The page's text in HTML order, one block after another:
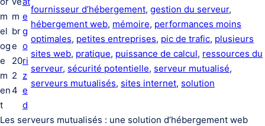
m
el
og
e
m
en
t
m
br
e
20
2
4
e
g
o
ri
z
e
d
fournisseur d’hébergement, gestion du serveur
hébergement web, mémoire, performances moins
optimales, petites entreprises, pic de trafic, plusieurs
sites web, pratique, puissance de calcul, ressources du
serveur, sécurité potentielle, serveur mutualisé
serveurs mutualisés, sites internet, solution
Les serveurs mutualisés : une solution d’hébergement web